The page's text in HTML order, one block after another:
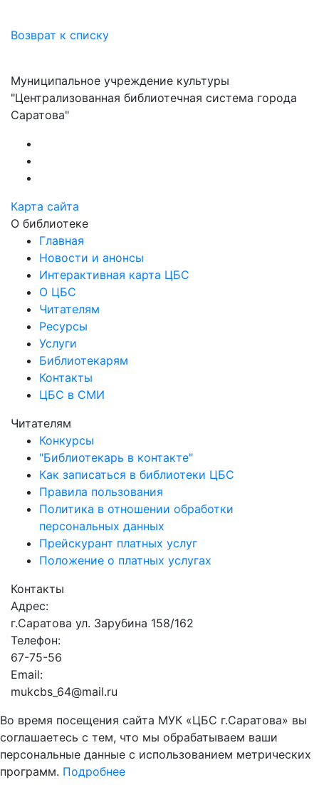
Возврат к списку
Муниципальное учреждение культуры
"Централизованная библиотечная система города
Саратова"
Карта сайта
О библиотеке
Главная
Новости и анонсы
Интерактивная карта ЦБС
О ЦБС
Читателям
Ресурсы
Услуги
Библиотекарям
Контакты
ЦБС в СМИ
Читателям
Конкурсы
"Библиотекарь в контакте"
Как записаться в библиотеки ЦБС
Правила пользования
Политика в отношении обработки
персональных данных
Прейскурант платных услуг
Положение о платных услугах
Контакты
Адрес:
г.Саратова ул. Зарубина 158/162
Телефон:
67-75-56
Email:
mukcbs_64@mail.ru
Во время посещения сайта МУК «ЦБС г.Саратова» вы
соглашаетесь с тем, что мы обрабатываем ваши
персональные данные с использованием метрических
программ. Подробнее